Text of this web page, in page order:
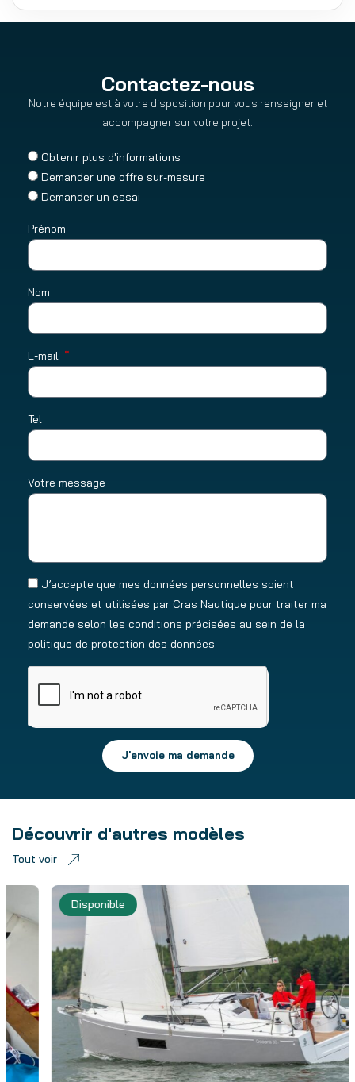
Contactez-nous
Notre équipe est à votre disposition pour vous renseigner et
accompagner sur votre projet.
Obtenir plus d'informations
Demander une offre sur-mesure
Demander un essai
Prénom
Nom
E-mail
Tel :
Votre message
J’accepte que mes données personnelles soient
conservées et utilisées par Cras Nautique pour traiter ma
demande selon les conditions précisées au sein de la
politique de protection des données
J'envoie ma demande
Découvrir d'autres modèles
Tout voir
Disponible